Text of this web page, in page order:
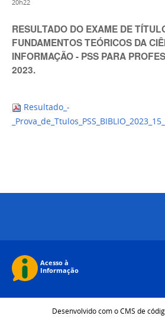
20h22
RESULTADO DO EXAME DE
FUNDAMENTOS TEÓRICOS DA
INFORMAÇÃO - PSS PARA
2023.
Resultado_-
Desenvolvido com o CMS de